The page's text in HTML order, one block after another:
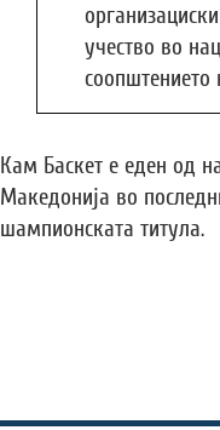
учество во
Кам Баскет е еден од
Македонија во
шампионската титула.